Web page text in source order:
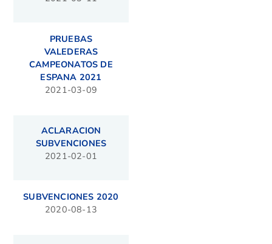
PRUEBAS
VALEDERAS
CAMPEONATOS DE
ESPANA 2021
2021-03-09
ACLARACION
SUBVENCIONES
2021-02-01
SUBVENCIONES 2020
2020-08-13